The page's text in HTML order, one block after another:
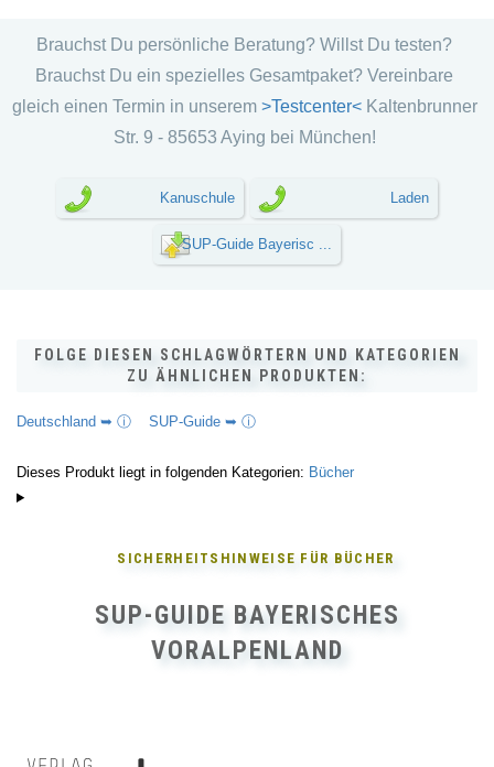
Brauchst Du persönliche Beratung? Willst Du testen?
Brauchst Du ein spezielles Gesamtpaket? Vereinbare
gleich einen Termin in unserem>Testcenter< Kaltenbrunner
Str. 9 - 85653 Aying bei München!
Kanuschule Laden
SUP-Guide Bayerisc ...
FOLGE DIESEN SCHLAGWÖRTERN UND KATEGORIEN
ZU ÄHNLICHEN PRODUKTEN:
Deutschland ➥ ⓘ SUP-Guide ➥ ⓘ
Dieses Produkt liegt in folgenden Kategorien: Bücher
SICHERHEITSHINWEISE FÜR BÜCHER
SUP-GUIDE BAYERISCHES
VORALPENLAND